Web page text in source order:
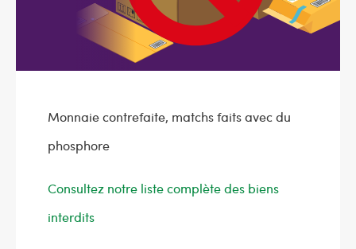
Monnaie contrefaite, matchs faits avec du
phosphore
Consultez notre liste complète des biens
interdits